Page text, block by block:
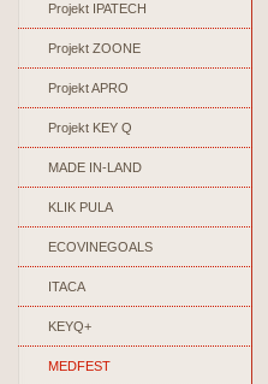
Projekt IPATECH
Projekt ZOONE
Projekt APRO
Projekt KEY Q
MADE IN-LAND
KLIK PULA
ECOVINEGOALS
ITACA
KEYQ+
MEDFEST